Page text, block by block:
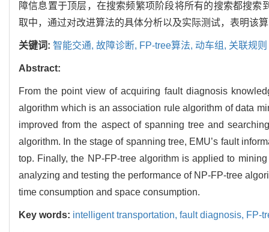
障信息置于顶层，在搜索频繁项阶段将所有的搜索都搜
取中，通过对改进算法的具体分析以及实际测试，表明该
关键词: 智能交通, 故障诊断, FP-tree算法, 动车组, 关联规则
Abstract:
From the point view of acquiring fault diagnosis
algorithm which is an association rule algorithm of data
improved from the aspect of spanning tree and
algorithm. In the stage of spanning tree, EMU’s fault
top. Finally, the NP-FP-tree algorithm is applied to
analyzing and testing the performance of NP-FP-tree
time consumption and space consumption.
Key words: intelligent transportation, fault diagnosis, FP-